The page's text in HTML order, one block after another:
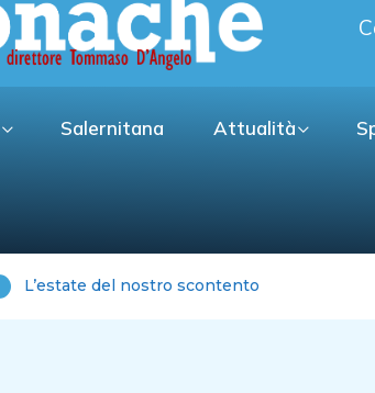
Salernitana Attualità
Salernitana: “Din Don, din don… ha segnato